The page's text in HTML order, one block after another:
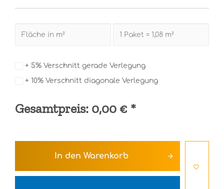
+ 5% Verschnitt gerade Verlegung
+ 10% Verschnitt diagonale Verlegung
Gesamtpreis: 0,00 € *
In den Warenkorb